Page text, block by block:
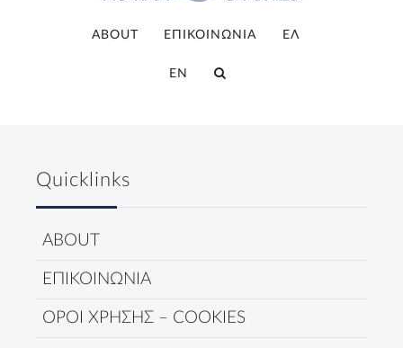
ABOUT ΕΠΙΚΟΙΝΩΝΙΑ ΕΛ
EN
Quicklinks
ABOUT
ΕΠΙΚΟΙΝΩΝΙΑ
ΟΡΟΙ ΧΡΗΣΗΣ – COOKIES